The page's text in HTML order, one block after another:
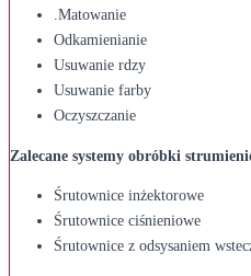
.Matowanie
Odkamienianie
Usuwanie rdzy
Usuwanie farby
Oczyszczanie
Zalecane systemy obróbki
Śrutownice inżektorowe
Śrutownice ciśnieniowe
Śrutownice z odsysaniem